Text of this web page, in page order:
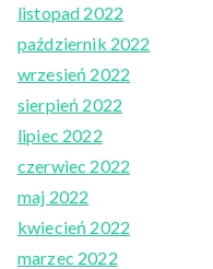
listopad 2022
październik 2022
wrzesień 2022
sierpień 2022
lipiec 2022
czerwiec 2022
maj 2022
kwiecień 2022
marzec 2022